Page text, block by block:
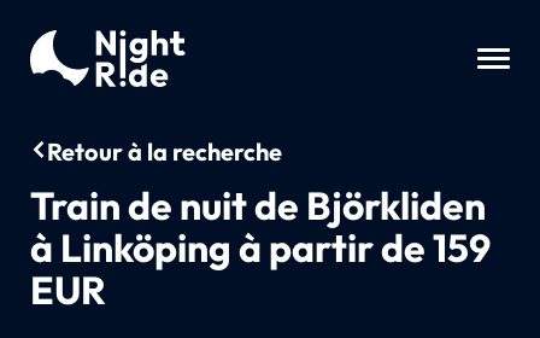
Retour à la recherche
Train de nuit de Björkliden
à Linköping à partir de 159
EUR